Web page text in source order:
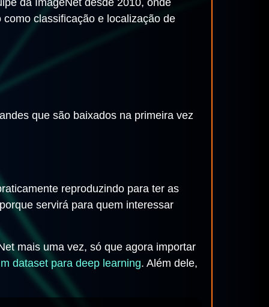
da ImageNet desde 2010, onde
classificação e localização de
que são baixados na primeira vez
reproduzindo para ter as
servirá para quem interessar
mais uma vez, só que agora importar
dataset para deep learning. Além dele,